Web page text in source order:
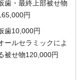
歯・最終上部被せ物
円
歯10,000円
ールセラミックによ
被せ物120,000円